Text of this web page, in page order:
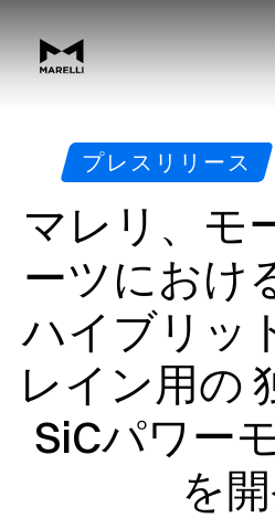
プレスリリース
マレリ、モ
ーツにおけ
ハイブリッ
レイン用の
SiCパワー
を